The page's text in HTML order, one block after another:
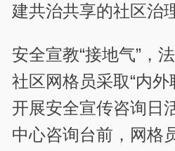
建共治共享的社区治
安全宣教“接地气”，
社区网格员采取“内外
开展安全宣传咨询日
中心咨询台前，网格